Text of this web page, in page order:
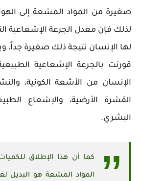
صغيرة من المواد المشعة إلى
لذلك فإن معدل الجرعة الإشعاعية
لها الإنسان نتيجة ذلك صغيرة جداً،
قورنت بالجرعة الإشعاعية
الإنسان من الأشعة الكونية،
القشرة الأرضية، والإشعاع
البشري.
كما أن هذا الإطلاق
المواد المشعة هو البديل